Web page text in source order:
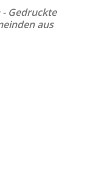
Gedruckte
aus